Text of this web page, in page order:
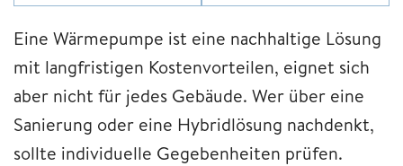
Eine Wärmepumpe ist eine nachhaltige Lösung
mit langfristigen Kostenvorteilen, eignet sich
aber nicht für jedes Gebäude. Wer über eine
Sanierung oder eine Hybridlösung nachdenkt,
sollte individuelle Gegebenheiten prüfen.